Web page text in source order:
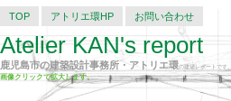
TOP アトリエ環HP お問い合わせ
Atelier KAN's report
鹿児島市の建築設計事務所・アトリエ環の建築レポートです。
画像クリックで拡大します。